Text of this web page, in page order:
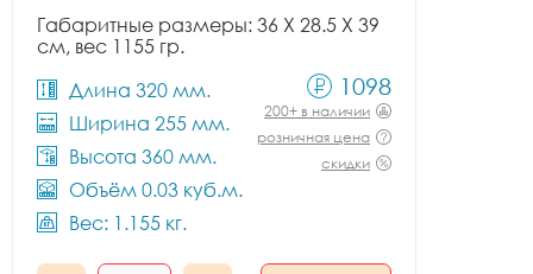
Габаритные размеры: 36 X 28.5 X 39
см, вес 1155 гр.
Длина 320 мм.
Ширина 255 мм.
Высота 360 мм.
Объём 0.03 куб.м.
Вес: 1.155 кг.
1098
200+ в наличии
розничная цена
скидки